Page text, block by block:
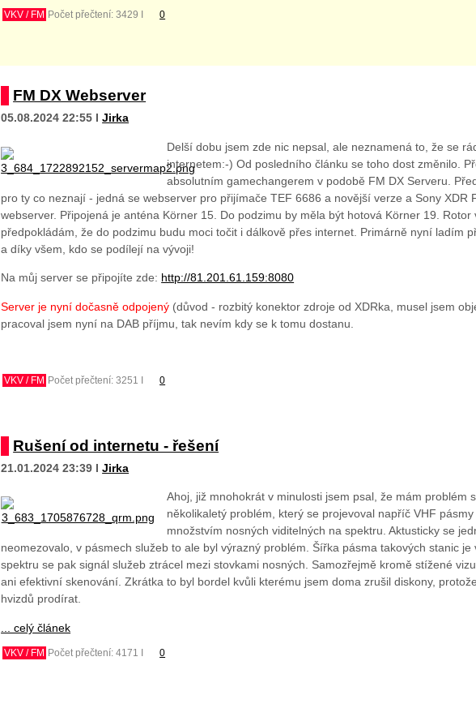
VKV / FM Počet přečtení: 3429 I 0
FM DX Webserver
05.08.2024 22:55 IJirka
Delší dobu jsem zde nic nepsal, ale neznamená to, že se
internetem:-) Od posledního článku se toho dost změnilo.
absolutním gamechangerem v podobě FM DX Serveru.
pro ty co neznají - jedná se webserver pro přijímače TEF 6686 a novější verze a Sony XDR
webserver. Připojená je anténa Körner 15. Do podzimu by měla být hotová Körner 19.
předpokládám, že do podzimu budu moci točit i dálkově přes internet. Primárně nyní ladím
a díky všem, kdo se podílejí na vývoji!
Na můj server se připojíte zde: http://81.201.61.159:8080
Server je nyní dočasně odpojený (důvod - rozbitý konektor zdroje od XDRka, musel jsem
pracoval jsem nyní na DAB příjmu, tak nevím kdy se k tomu dostanu.
VKV / FM Počet přečtení: 3251 I 0
Rušení od internetu - řešení
21.01.2024 23:39 IJirka
Ahoj, již mnohokrát v minulosti jsem psal, že mám
několikaletý problém, který se projevoval napříč VHF
množstvím nosných viditelných na spektru. Aktusticky se
neomezovalo, v pásmech služeb to ale byl výrazný problém. Šířka pásma takových stanic
spektru se pak signál služeb ztrácel mezi stovkami nosných. Samozřejmě kromě stížené
ani efektivní skenování. Zkrátka to byl bordel kvůli kterému jsem doma zrušil diskony,
hvizdů prodírat.
... celý článek
VKV / FM Počet přečtení: 4171 I 0